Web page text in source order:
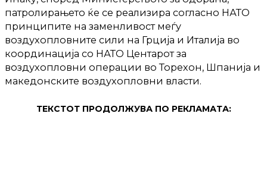
патролирањето ќе се реализира согласно НАТО
принципите на заменливост меѓу
воздухопловните сили на Грција и Италија во
координација со НАТО Центарот за
воздухопловни операции во Торехон, Шпанија и
македонските воздухопловни власти.
ТЕКСТОТ ПРОДОЛЖУВА ПО РЕКЛАМАТА: